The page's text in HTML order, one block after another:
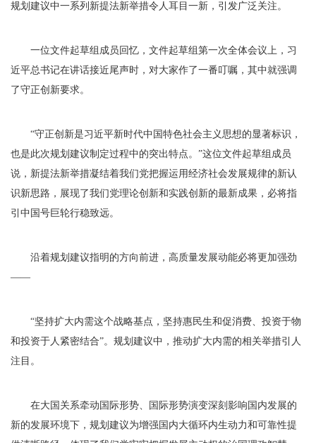
规划建议中一系列新提法新举措令人耳目一新，引发广泛关注。
一位文件起草组成员回忆，文件起草组第一次全体会议上，习
近平总书记在讲话接近尾声时，对大家作了一番叮嘱，其中就强调
了守正创新要求。
“守正创新是习近平新时代中国特色社会主义思想的显著标识，
也是此次规划建议制定过程中的突出特点。”这位文件起草组成员
说，新提法新举措凝结着我们党把握运用经济社会发展规律的新认
识新思路，展现了我们党理论创新和实践创新的最新成果，必将指
引中国号巨轮行稳致远。
沿着规划建议指明的方向前进，高质量发展动能必将更加强劲
——
“坚持扩大内需这个战略基点，坚持惠民生和促消费、投资于物
和投资于人紧密结合”。规划建议中，推动扩大内需的相关举措引人
注目。
在大国关系牵动国际形势、国际形势演变深刻影响国内发展的
新的发展环境下，规划建议为增强国内大循环内生动力和可靠性提